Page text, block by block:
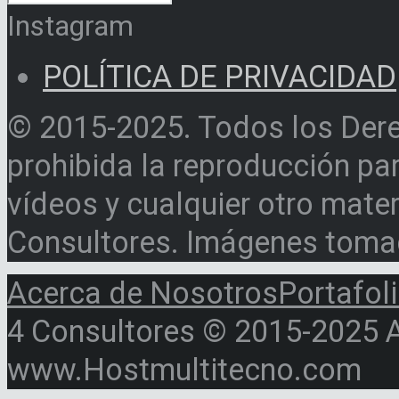
Instagram
POLÍTICA DE PRIVACIDAD
© 2015-2025. Todos los
prohibida la reproducción
vídeos y cualquier otro
Consultores. Imágenes
Acerca de Nosotros
4 Consultores © 2015-2025
www.Hostmultitecno.com